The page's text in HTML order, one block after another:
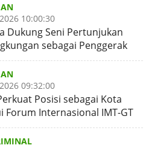
10:00:30
Dukung Seni Pertunjukan
sebagai Penggerak
09:32:00
Posisi sebagai Kota
Forum Internasional IMT-GT